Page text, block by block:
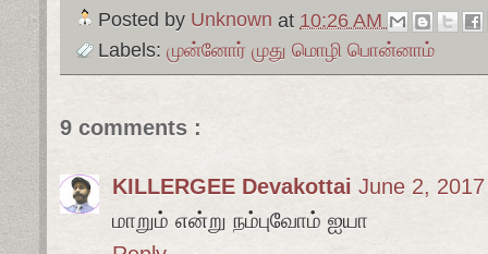
Posted by Unknown at 10:26 AM
Labels: முன்னோர் முது மொழி பொன்னாம்
9 comments :
KILLERGEE Devakottai June 2,
மாறும் என்று நம்புவோம் ஐயா